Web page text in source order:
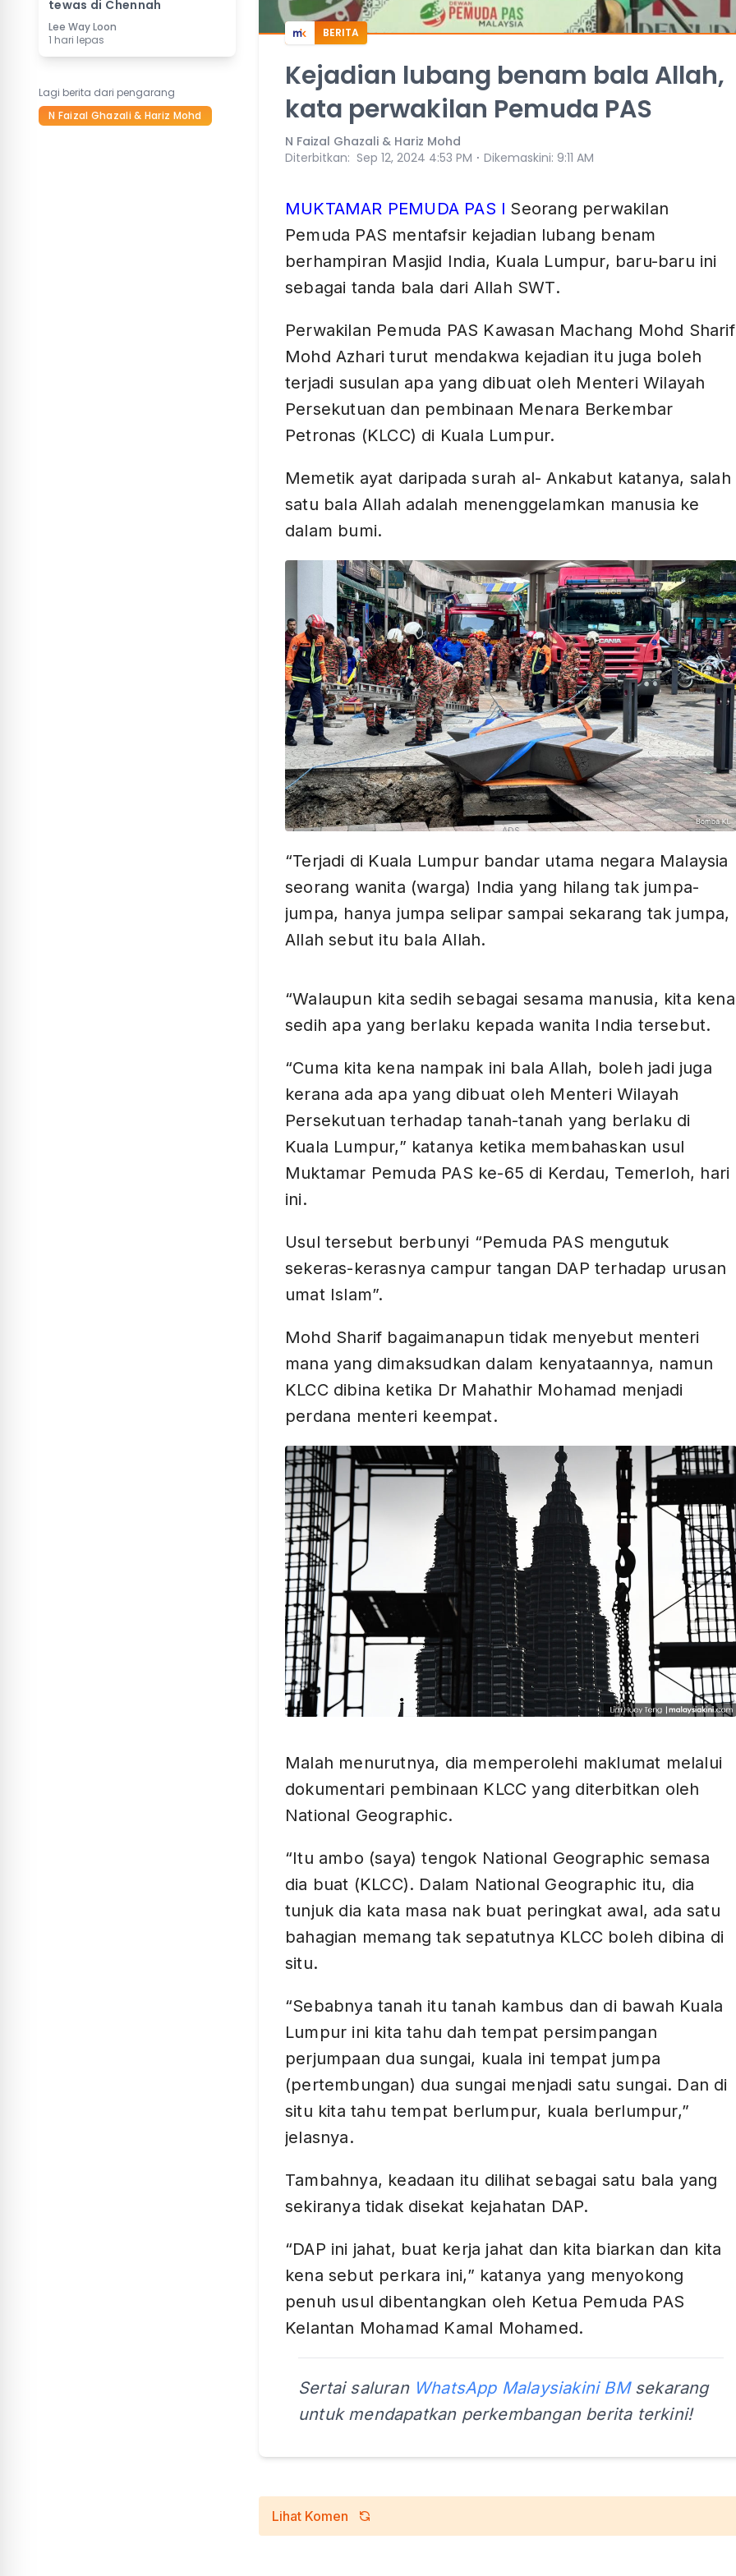
tewas di Chennah
Lee Way Loon
1 hari lepas
Lagi berita dari pengarang
N Faizal Ghazali & Hariz Mohd
BERITA
Kejadian lubang benam bala Allah,
kata perwakilan Pemuda PAS
N Faizal Ghazali & Hariz Mohd
Diterbitkan: Sep 12, 2024 4:53 PM ⋅ Dikemaskini: 9:11 AM
MUKTAMAR PEMUDA PAS l Seorang perwakilan
Pemuda PAS mentafsir kejadian lubang benam
berhampiran Masjid India, Kuala Lumpur, baru-baru ini
sebagai tanda bala dari Allah SWT.
Perwakilan Pemuda PAS Kawasan Machang Mohd Sharif
Mohd Azhari turut mendakwa kejadian itu juga boleh
terjadi susulan apa yang dibuat oleh Menteri Wilayah
Persekutuan dan pembinaan Menara Berkembar
Petronas (KLCC) di Kuala Lumpur.
Memetik ayat daripada surah al- Ankabut katanya, salah
satu bala Allah adalah menenggelamkan manusia ke
dalam bumi.
ADS
“Terjadi di Kuala Lumpur bandar utama negara Malaysia
seorang wanita (warga) India yang hilang tak jumpa-
jumpa, hanya jumpa selipar sampai sekarang tak jumpa,
Allah sebut itu bala Allah.
“Walaupun kita sedih sebagai sesama manusia, kita kena
sedih apa yang berlaku kepada wanita India tersebut.
“Cuma kita kena nampak ini bala Allah, boleh jadi juga
kerana ada apa yang dibuat oleh Menteri Wilayah
Persekutuan terhadap tanah-tanah yang berlaku di
Kuala Lumpur,” katanya ketika membahaskan usul
Muktamar Pemuda PAS ke-65 di Kerdau, Temerloh, hari
ini.
Usul tersebut berbunyi “Pemuda PAS mengutuk
sekeras-kerasnya campur tangan DAP terhadap urusan
umat Islam”.
Mohd Sharif bagaimanapun tidak menyebut menteri
mana yang dimaksudkan dalam kenyataannya, namun
KLCC dibina ketika Dr Mahathir Mohamad menjadi
perdana menteri keempat.
Malah menurutnya, dia memperolehi maklumat melalui
dokumentari pembinaan KLCC yang diterbitkan oleh
National Geographic.
“Itu ambo (saya) tengok National Geographic semasa
dia buat (KLCC). Dalam National Geographic itu, dia
tunjuk dia kata masa nak buat peringkat awal, ada satu
bahagian memang tak sepatutnya KLCC boleh dibina di
situ.
“Sebabnya tanah itu tanah kambus dan di bawah Kuala
Lumpur ini kita tahu dah tempat persimpangan
perjumpaan dua sungai, kuala ini tempat jumpa
(pertembungan) dua sungai menjadi satu sungai. Dan di
situ kita tahu tempat berlumpur, kuala berlumpur,”
jelasnya.
Tambahnya, keadaan itu dilihat sebagai satu bala yang
sekiranya tidak disekat kejahatan DAP.
“DAP ini jahat, buat kerja jahat dan kita biarkan dan kita
kena sebut perkara ini,” katanya yang menyokong
penuh usul dibentangkan oleh Ketua Pemuda PAS
Kelantan Mohamad Kamal Mohamed.
Sertai saluran WhatsApp Malaysiakini BMsekarang
untuk mendapatkan perkembangan berita terkini!
Lihat Komen